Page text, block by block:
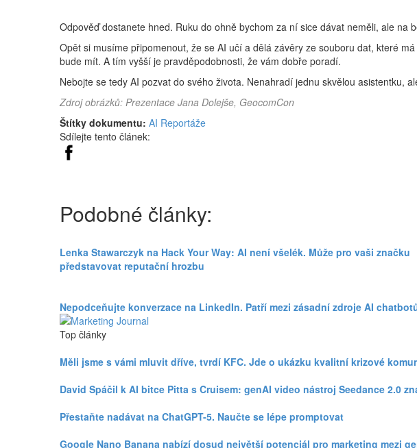
Odpověď dostanete hned. Ruku do ohně bychom za ní sice dávat neměli, ale na
Opět si musíme připomenout, že se AI učí a dělá závěry ze souboru dat, které
bude mít. A tím vyšší je pravděpodobnosti, že vám dobře poradí.
Nebojte se tedy AI pozvat do svého života. Nenahradí jednu skvělou asistentku,
Zdroj obrázků: Prezentace Jana Dolejše, GeocomCon
Štítky dokumentu: AI Reportáže
Sdílejte tento článek:
Podobné články:
Lenka Stawarczyk na Hack Your Way: AI není všelék. Může pro vaši značku
představovat reputační hrozbu
Nepodceňujte konverzace na LinkedIn. Patří mezi zásadní zdroje AI
Top články
Měli jsme s vámi mluvit dříve, tvrdí KFC. Jde o ukázku kvalitní krizové
David Spáčil k AI bitce Pitta s Cruisem: genAI video nástroj Seedance 2.0
Přestaňte nadávat na ChatGPT-5. Naučte se lépe promptovat
Google Nano Banana nabízí dosud největší potenciál pro marketing mezi